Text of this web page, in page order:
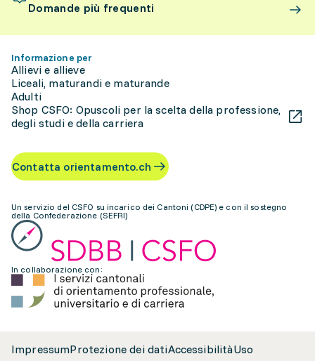
Domande più frequenti
Informazione per
Allievi e allieve
Liceali, maturandi e maturande
Adulti
Shop CSFO: Opuscoli per la scelta della professione,
degli studi e della carriera
Contatta orientamento.ch
Un servizio del CSFO su incarico dei Cantoni (CDPE) e con il sostegno
della Confederazione (SEFRI)
In collaborazione con:
ImpressumProtezione dei datiAccessibilitàUso